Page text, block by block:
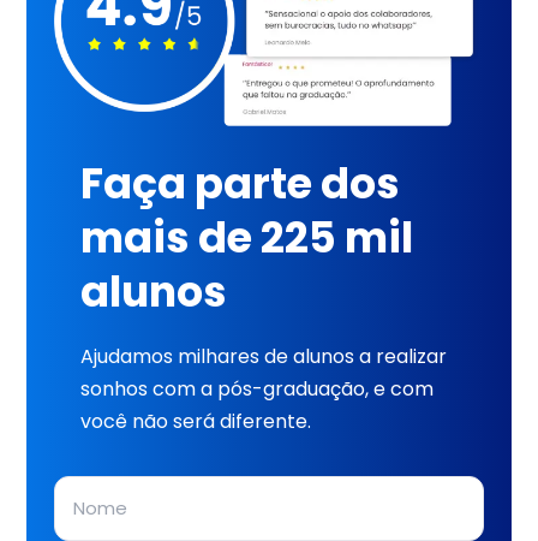
Faça parte dos
mais de 225 mil
alunos
Ajudamos milhares de alunos a realizar
sonhos com a pós-graduação, e com
você não será diferente.